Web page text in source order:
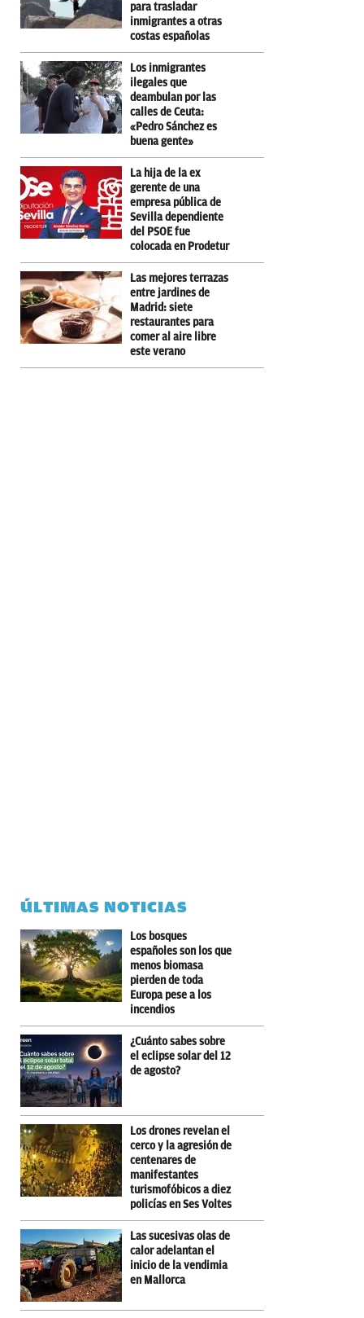
para trasladar
inmigrantes a otras
costas españolas
Los inmigrantes
ilegales que
deambulan por las
calles de Ceuta:
«Pedro Sánchez es
buena gente»
La hija de la ex
gerente de una
empresa pública de
Sevilla dependiente
del PSOE fue
colocada en Prodetur
Las mejores terrazas
entre jardines de
Madrid: siete
restaurantes para
comer al aire libre
este verano
ÚLTIMAS NOTICIAS
Los bosques
españoles son los que
menos biomasa
pierden de toda
Europa pese a los
incendios
¿Cuánto sabes sobre
el eclipse solar del 12
de agosto?
Los drones revelan el
cerco y la agresión de
centenares de
manifestantes
turismofóbicos a diez
policías en Ses Voltes
Las sucesivas olas de
calor adelantan el
inicio de la vendimia
en Mallorca